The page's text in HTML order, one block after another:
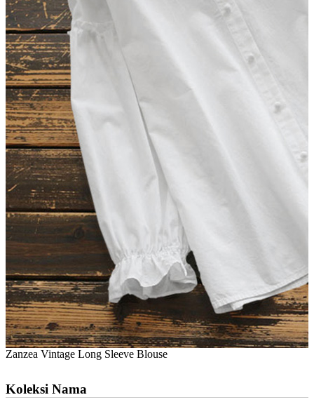
Zanzea Vintage Long Sleeve Blouse
Koleksi Nama